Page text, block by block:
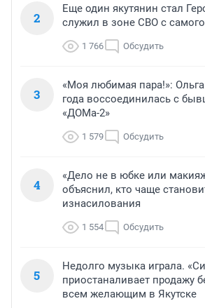
2
Еще один якутянин стал
служил в зоне СВО с
1 766 Обсудить
3
«Моя любимая пара!»: Ольга
года воссоединилась с
«ДОМа-2»
1 579 Обсудить
4
«Дело не в юбке или
объяснил, кто чаще
изнасилования
1 554 Обсудить
5
Недолго музыка играла.
приостаналивает продажу
всем желающим в Якутске